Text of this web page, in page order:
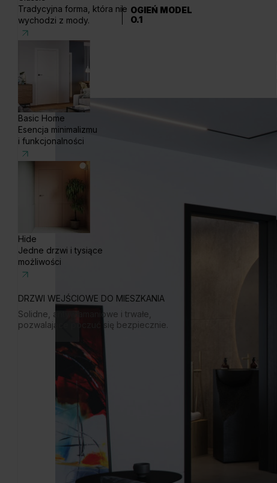
Tradycyjna forma, która nie
wychodzi z mody.
Basic Home
Esencja minimalizmu
i funkcjonalności
Hide
Jedne drzwi i tysiące
możliwości
DRZWI WEJŚCIOWE DO MIESZKANIA
Solidne, antywłamaniowe i trwałe,
pozwalające poczuć się bezpiecznie.
OGIEŃ MODEL
O.1